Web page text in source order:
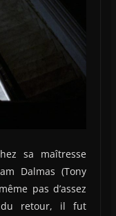
sa maîtresse
Dalmas (Tony
pas d’assez
du retour, il fut